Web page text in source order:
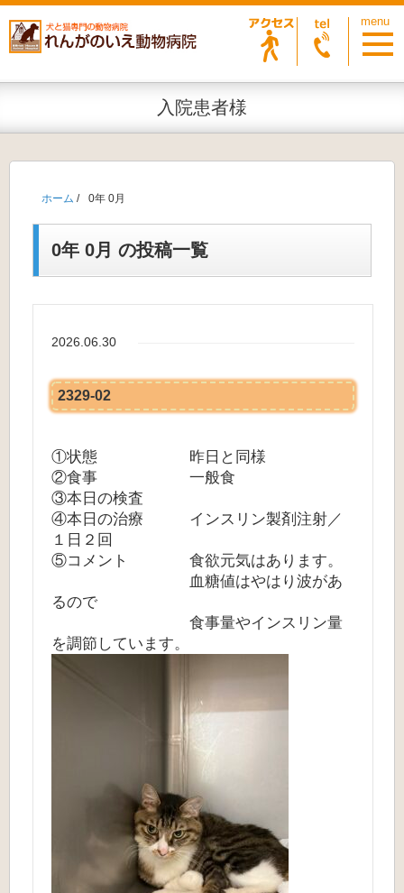
入院患者様
ホーム / 0年 0月
0年 0月 の投稿一覧
2026.06.30
2329-02
①状態 昨日と同様
②食事 一般食
③本日の検査
④本日の治療 インスリン製剤注射／
１日２回
⑤コメント 食欲元気はあります。
血糖値はやはり波があ
るので
食事量やインスリン量
を調節しています。